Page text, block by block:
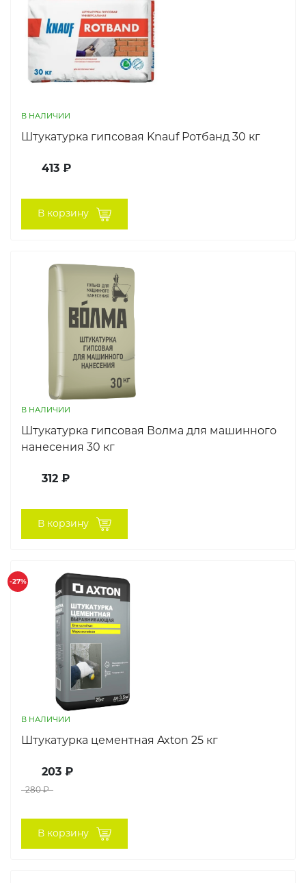
В НАЛИЧИИ
Штукатурка гипсовая Knauf Ротбанд 30 кг
413 ₽
В корзину
В НАЛИЧИИ
Штукатурка гипсовая Волма для машинного
нанесения 30 кг
312 ₽
В корзину
-27%
В НАЛИЧИИ
Штукатурка цементная Axton 25 кг
203 ₽
280 ₽
В корзину